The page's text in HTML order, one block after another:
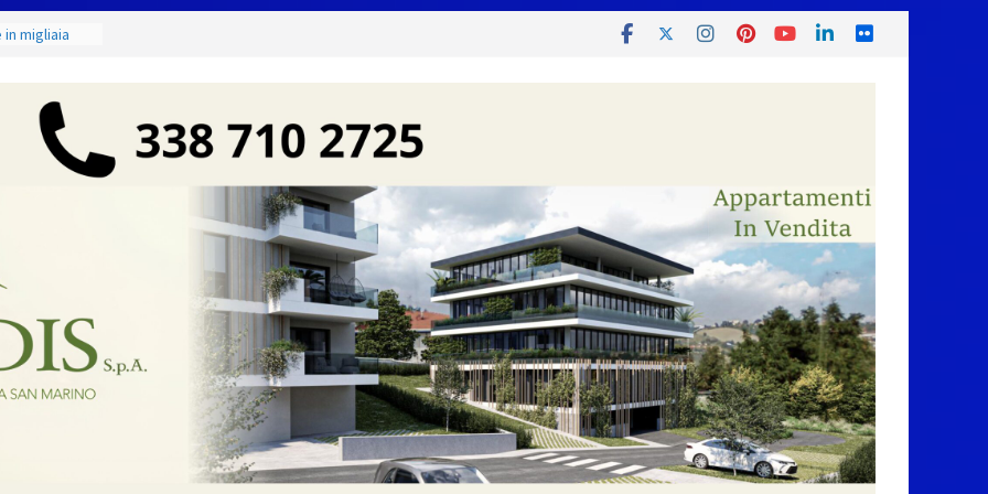
si è
migliaia
alla Prima
San
2026 di